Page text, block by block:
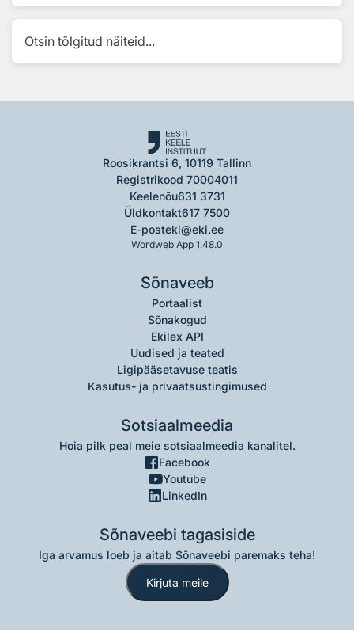
Otsin tõlgitud näiteid...
Roosikrantsi 6, 10119 Tallinn
Registrikood 70004011
Keelenõu631 3731
Üldkontakt617 7500
E-posteki@eki.ee
Wordweb App 1.48.0
Sõnaveeb
Portaalist
Sõnakogud
Ekilex API
Uudised ja teated
Ligipääsetavuse teatis
Kasutus- ja privaatsustingimused
Sotsiaalmeedia
Hoia pilk peal meie sotsiaalmeedia kanalitel.
Facebook
Youtube
LinkedIn
Sõnaveebi tagasiside
Iga arvamus loeb ja aitab Sõnaveebi paremaks teha!
Kirjuta meile